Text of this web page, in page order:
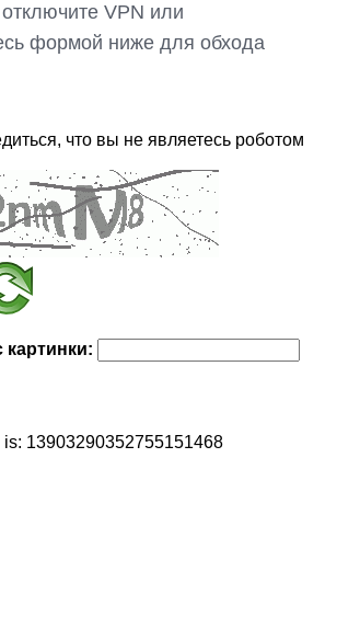
VPN или
формой ниже для обхода
что вы не являетесь роботом
картинки:
is: 13903290352755151468